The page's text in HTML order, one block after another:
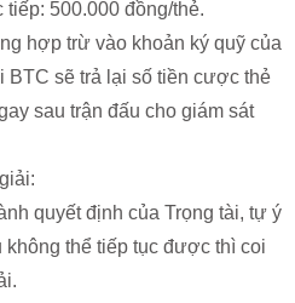
500.000 đồng/thẻ.
hợp trừ vào khoản ký quỹ của
BTC sẽ trả lại số tiền cược thẻ
sau trận đấu cho giám sát
quyết định của Trọng tài, tự ý
thể tiếp tục được thì coi